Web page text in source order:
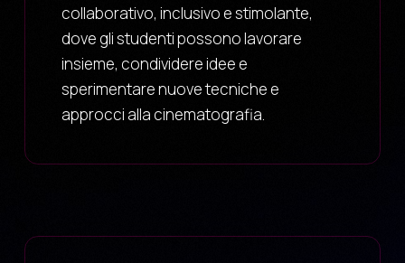
collaborativo, inclusivo e stimolante,
dove gli studenti possono lavorare
insieme, condividere idee e
sperimentare nuove tecniche e
approcci alla cinematografia.